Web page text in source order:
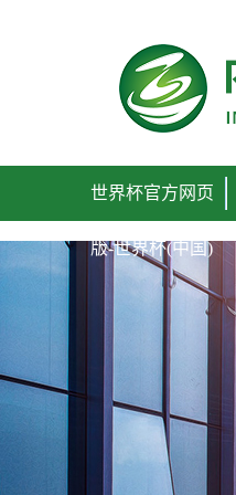
世界杯官方网页
版-世界杯(中国)